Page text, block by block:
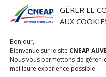
GÉRER LE
AUX
Bonjour,
Bienvenue sur le site CNEAP
Nous vous permettons de gérer
meilleure expérience possible.